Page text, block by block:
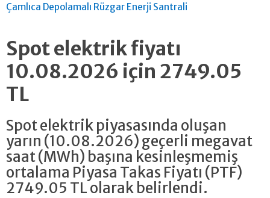
Çamlıca Depolamalı Rüzgar Enerji Santrali
Spot elektrik fiyatı
10.08.2026 için 2749.05
TL
Spot elektrik piyasasında oluşan
yarın (10.08.2026) geçerli megavat
saat (MWh) başına kesinleşmemiş
ortalama Piyasa Takas Fiyatı (PTF)
2749.05 TL olarak belirlendi.